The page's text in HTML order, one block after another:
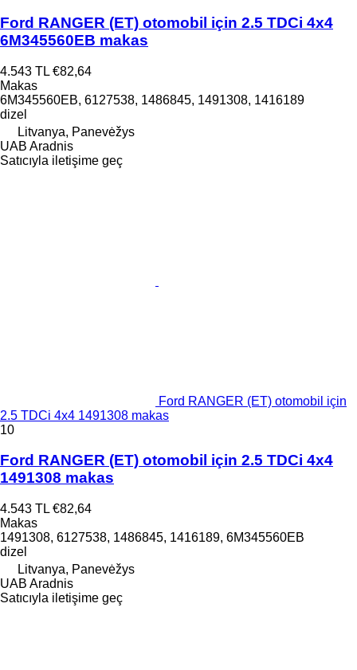
Ford RANGER (ET) otomobil için 2.5 TDCi 4x4
6M345560EB makas
4.543 TL €82,64
Makas
6M345560EB, 6127538, 1486845, 1491308, 1416189
dizel
Litvanya, Panevėžys
UAB Aradnis
Satıcıyla iletişime geç
Ford RANGER (ET) otomobil için
2.5 TDCi 4x4 1491308 makas
10
Ford RANGER (ET) otomobil için 2.5 TDCi 4x4
1491308 makas
4.543 TL €82,64
Makas
1491308, 6127538, 1486845, 1416189, 6M345560EB
dizel
Litvanya, Panevėžys
UAB Aradnis
Satıcıyla iletişime geç